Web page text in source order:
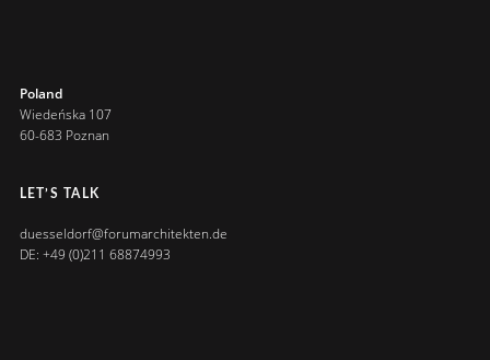
Poland
Wiedeńska 107
60-683 Poznan
LET’S TALK
duesseldorf@forumarchitekten.de
DE: +49 (0)211 68874993